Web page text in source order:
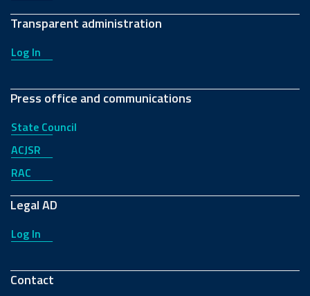
Transparent administration
Log In
Press office and communications
State Council
ACJSR
RAC
Legal AD
Log In
Contact